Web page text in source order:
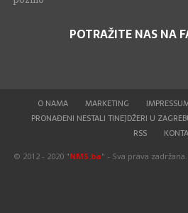
POTRAŽITE NAS NA
O NAMA MARKETING
PRONAĐENI NESTALI TINEJDŽERI U
RSS
© 2012 - 2020 "NMS.ba" - Sva prava zadržana.